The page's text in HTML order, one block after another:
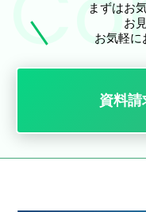
まずはお
お
お気軽に
資料